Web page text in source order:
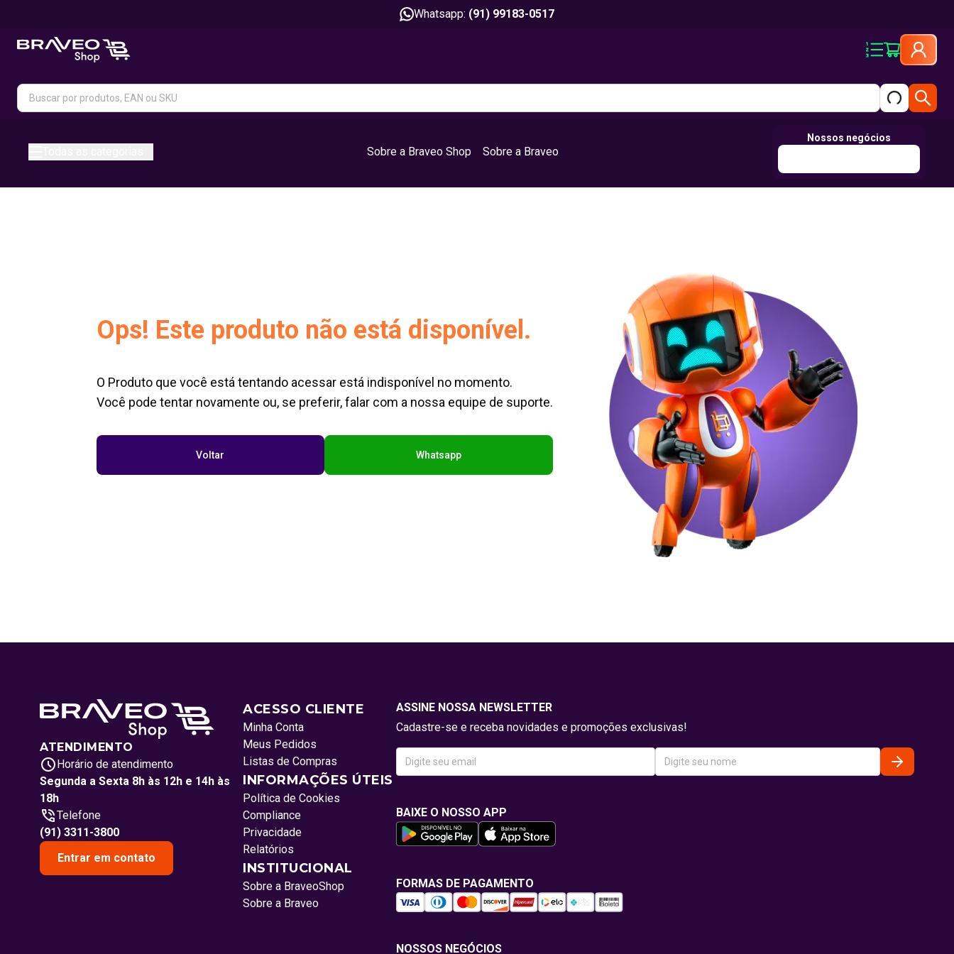
Whatsapp: (91) 99183-0517
Sobre a Braveo Shop Sobre a Braveo
Nossos negócios
Ops! Este produto não está disponível.
O Produto que você está tentando acessar está indisponível no momento.
Você pode tentar novamente ou, se preferir, falar com a nossa equipe de suporte.
Voltar Whatsapp
ATENDIMENTO
Horário de atendimento
Segunda a Sexta 8h às 12h e 14h às
18h
Telefone
(91) 3311-3800
Entrar em contato
ACESSO CLIENTE
Minha Conta
Meus Pedidos
Listas de Compras
INFORMAÇÕES ÚTEIS
Política de Cookies
Compliance
Privacidade
Relatórios
INSTITUCIONAL
Sobre a BraveoShop
Sobre a Braveo
ASSINE NOSSA NEWSLETTER
Cadastre-se e receba novidades e promoções exclusivas!
BAIXE O NOSSO APP
FORMAS DE PAGAMENTO
NOSSOS NEGÓCIOS